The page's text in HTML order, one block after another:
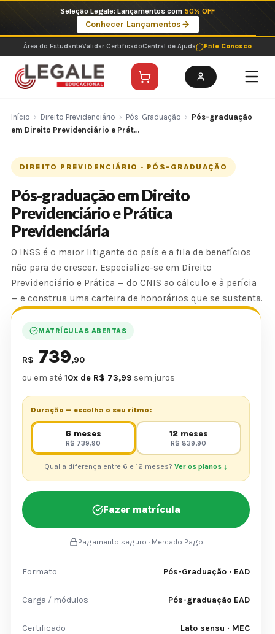
o
conteúdo
Imperdíveis no Pix: Pós Selecionadas a 199 reais no pix em parcela única
Ver ofertas
Área do EstudanteValidar CertificadoCentral de Ajuda Fale Conosco
Início › Direito Previdenciário › Pós-Graduação › Pós-graduação
em Direito Previdenciário e Prát…
DIREITO PREVIDENCIÁRIO · PÓS-GRADUAÇÃO
Pós-graduação em Direito
Previdenciário e Prática
Previdenciária
O INSS é o maior litigante do país e a fila de benefícios
não para de crescer. Especialize-se em Direito
Previdenciário e Prática — do CNIS ao cálculo e à perícia
— e construa uma carteira de honorários que se sustenta.
MATRÍCULAS ABERTAS
R$ 739,90
ou em até 10x de R$ 73,99 sem juros
Duração — escolha o seu ritmo:
6 meses
R$ 739,90
12 meses
R$ 839,90
Qual a diferença entre 6 e 12 meses? Ver os planos ↓
Fazer matrícula
Pagamento seguro · Mercado Pago
Formato Pós-Graduação · EAD
Carga / módulos Pós-graduação EAD
Certificado Lato sensu · MEC